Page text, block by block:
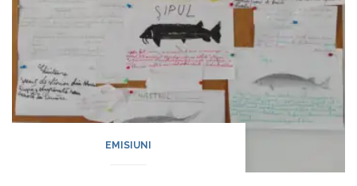
EMISIUNI